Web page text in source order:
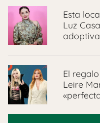
Esta
Luz
adoptiva
El
Leire